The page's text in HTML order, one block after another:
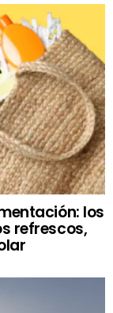
los
refrescos,